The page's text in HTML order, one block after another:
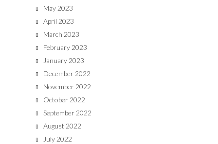
May 2023
April 2023
March 2023
February 2023
January 2023
December 2022
November 2022
October 2022
September 2022
August 2022
July 2022